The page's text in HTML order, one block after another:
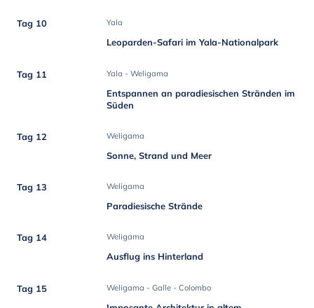
Tag 10 Yala
Leoparden-Safari im Yala-Nationalpark
Tag 11 Yala - Weligama
Entspannen an paradiesischen Stränden im
Süden
Tag 12 Weligama
Sonne, Strand und Meer
Tag 13 Weligama
Paradiesische Strände
Tag 14 Weligama
Ausflug ins Hinterland
Tag 15 Weligama - Galle - Colombo